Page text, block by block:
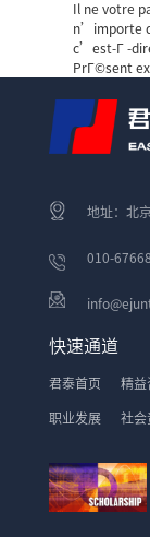
Il ne votre
n’importe
c’est-Г -
PrГ©sent
地址：北
010-
快速通道
君泰首页 精益
职业发展 社会